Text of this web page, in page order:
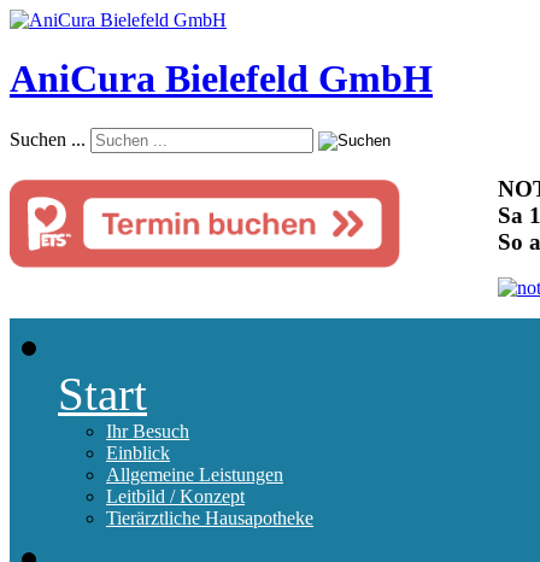
AniCura Bielefeld GmbH
Suchen ...
Sa
So
Start
Ihr Besuch
Einblick
Allgemeine Leistungen
Leitbild / Konzept
Tierärztliche Hausapotheke